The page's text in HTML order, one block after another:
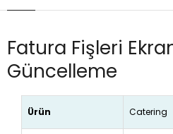
Fatura Fişleri
Güncelleme
Ürün Catering